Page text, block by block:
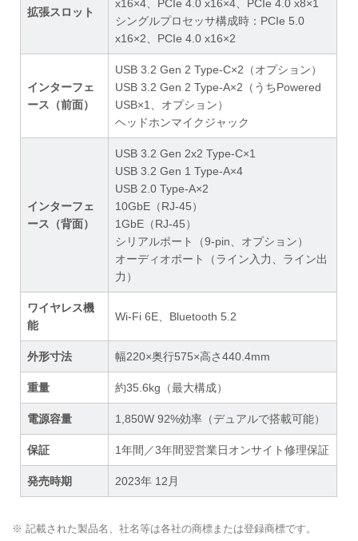
拡張スロット
x16×4、PCIe 4.0 x16×4、PCIe 4.0 x8×1
シングルプロセッサ構成時：PCIe 5.0
x16×2、PCIe 4.0 x16×2
インターフェ
ース（前面）
USB 3.2 Gen 2 Type-C×2（オプション）
USB 3.2 Gen 2 Type-A×2（うちPowered
USB×1、オプション）
ヘッドホンマイクジャック
インターフェ
ース（背面）
USB 3.2 Gen 2x2 Type-C×1
USB 3.2 Gen 1 Type-A×4
USB 2.0 Type-A×2
10GbE（RJ-45）
1GbE（RJ-45）
シリアルポート（9-pin、オプション）
オーディオポート（ライン入力、ライン出
力）
ワイヤレス機
能
Wi-Fi 6E、Bluetooth 5.2
外形寸法 幅220×奥行575×高さ440.4mm
重量 約35.6kg（最大構成）
電源容量 1,850W 92%効率（デュアルで搭載可能）
保証 1年間／3年間翌営業日オンサイト修理保証
発売時期 2023年 12月
※ 記載された製品名、社名等は各社の商標または登録商標です。